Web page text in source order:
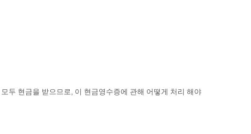
두 현금을 받으므로, 이 현금영수증에 관해 어떻게 처리 해야